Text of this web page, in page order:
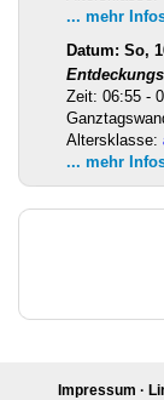
... mehr
Datum: So,
Zeit: 06:55 -
Altersklasse:
... mehr
Impressum ·